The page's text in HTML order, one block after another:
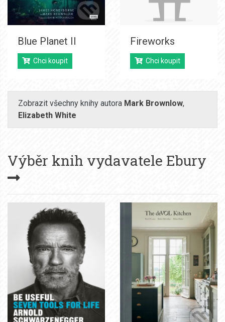
Blue Planet II
Chci koupit
Fireworks
Chci koupit
Zobrazit všechny knihy autora Mark Brownlow,
Elizabeth White
Výběr knih vydavatele Ebury